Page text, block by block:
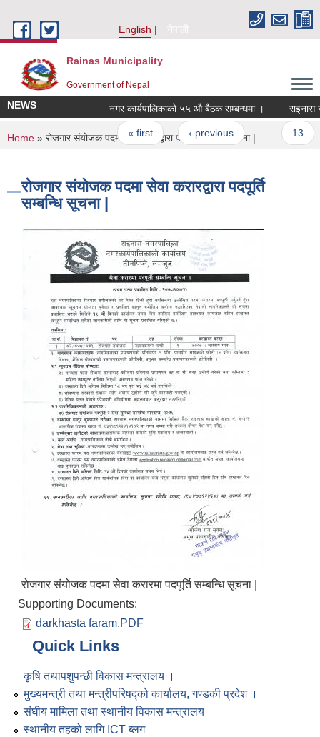
English
नेपाली
Rainas Municipality
Government of Nepal
NEWS नगर कार्यपालिकाको ५५ औ बैठक सम्बन्धमा । राइनास
Pages
« first ‹ previous … 13
You are here
Home » रोजगार संयोजक पदमा सेवा करारद्वारा पदपूर्ति सम्बन्धि सूचना |
रोजगार संयोजक पदमा सेवा करारद्वारा पदपूर्ति
सम्बन्धि सूचना |
रोजगार संयोजक पदमा सेवा करारमा पदपूर्ति सम्बन्धि सूचना |
Supporting Documents:
darkhasta faram.PDF
Quick Links
कृषि तथापशुपन्छी विकास मन्त्रालय ।
मुख्यमन्त्री तथा मन्त्रीपरिषद्को कार्यालय, गण्डकी प्रदेश ।
संघीय मामिला तथा स्थानीय विकास मन्त्रालय
स्थानीय तहको लागि ICT ब्लग